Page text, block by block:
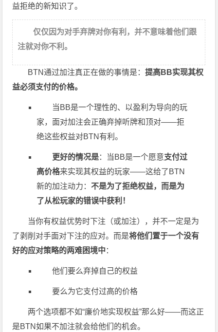
益拒绝的新知识了。
仅仅因为对手弃牌对你有利，并不意味着他们跟
注就对你不利。
BTN通过加注真正在做的事情是：提高BB实现其权
益必须支付的价格。
当BB是一个理性的、以盈利为导向的玩
家，面对加注会正确弃掉听牌和顶对——拒
绝这些权益对BTN有利。
更好的情况是：当BB是一个愿意支付过
高价格来实现其权益的玩家——这给了BTN
新的加注动力：不是为了拒绝权益，而是为
了从松玩家的错误中获利！
当你有权益优势时下注（或加注），并不一定是为
了剥削对手面对下注的应对。而是将他们置于一个没有
好的应对策略的两难困境中 ：
他们要么弃掉自己的权益
要么为它支付过高的价格
两个选项都不如“廉价地实现权益”那么好——而这正
是BTN如果不加注就会给他们的机会。